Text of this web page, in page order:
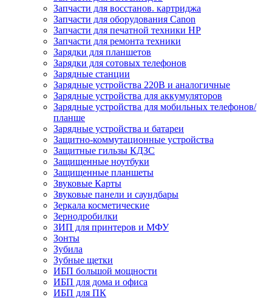
Запчасти для восстанов. картриджа
Запчасти для оборудования Canon
Запчасти для печатной техники HP
Запчасти для ремонта техники
Зарядки для планшетов
Зарядки для сотовых телефонов
Зарядные станции
Зарядные устройства 220В и аналогичные
Зарядные устройства для аккумуляторов
Зарядные устройства для мобильных телефонов/
планше
Зарядные устройства и батареи
Защитно-коммутационные устройства
Защитные гильзы КДЗС
Защищенные ноутбуки
Защищенные планшеты
Звуковые Карты
Звуковые панели и саундбары
Зеркала косметические
Зернодробилки
ЗИП для принтеров и МФУ
Зонты
Зубила
Зубные щетки
ИБП большой мощности
ИБП для дома и офиса
ИБП для ПК